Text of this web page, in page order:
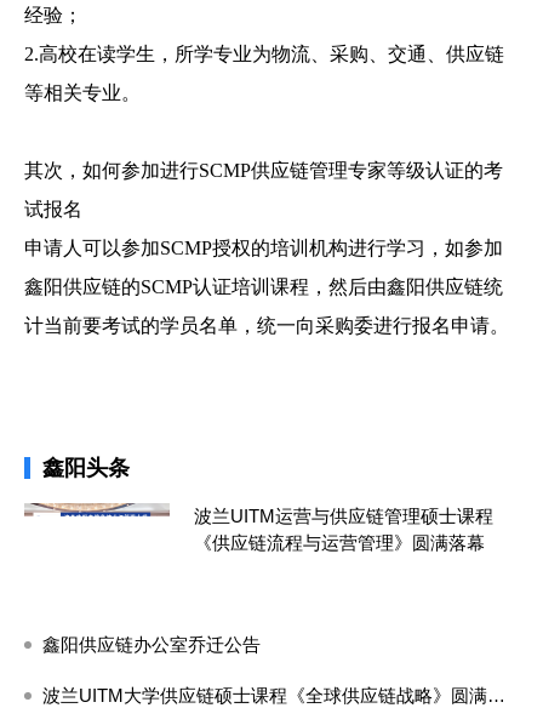
经验；
2.高校在读学生，所学专业为物流、采购、交通、供应链
等相关专业。
其次，如何参加进行SCMP供应链管理专家等级认证的考
试报名
申请人可以参加SCMP授权的培训机构进行学习，如参加
鑫阳供应链的SCMP认证培训课程，然后由鑫阳供应链统
计当前要考试的学员名单，统一向采购委进行报名申请。
鑫阳头条
波兰UITM运营与供应链管理硕士课程
《供应链流程与运营管理》圆满落幕
鑫阳供应链办公室乔迁公告
波兰UITM大学供应链硕士课程《全球供应链战略》圆满闭课